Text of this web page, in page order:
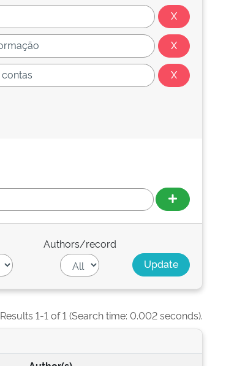
Authors/record
Results 1-1 of 1 (Search time: 0.002 seconds).